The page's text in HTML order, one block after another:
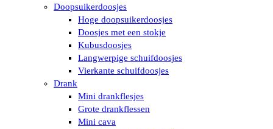
Doopsuikerdoosjes
Hoge doopsuikerdoosjes
Doosjes met een stokje
Kubusdoosjes
Langwerpige schuifdoosjes
Vierkante schuifdoosjes
Drank
Mini drankflesjes
Grote drankflessen
Mini cava